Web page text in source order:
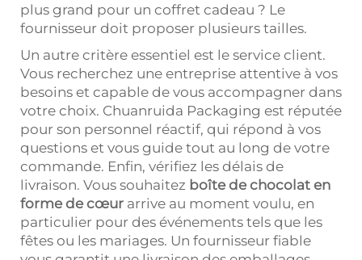
plus grand pour un coffret cadeau ? Le
fournisseur doit proposer plusieurs tailles.
Un autre critère essentiel est le service client.
Vous recherchez une entreprise attentive à vos
besoins et capable de vous accompagner dans
votre choix. Chuanruida Packaging est réputée
pour son personnel réactif, qui répond à vos
questions et vous guide tout au long de votre
commande. Enfin, vérifiez les délais de
livraison. Vous souhaitez boîte de chocolat en
forme de cœur arrive au moment voulu, en
particulier pour des événements tels que les
fêtes ou les mariages. Un fournisseur fiable